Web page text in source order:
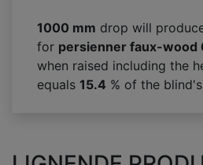
1000 mm drop will
for persienner faux-wood
when raised including the
equals 15.4 % of the